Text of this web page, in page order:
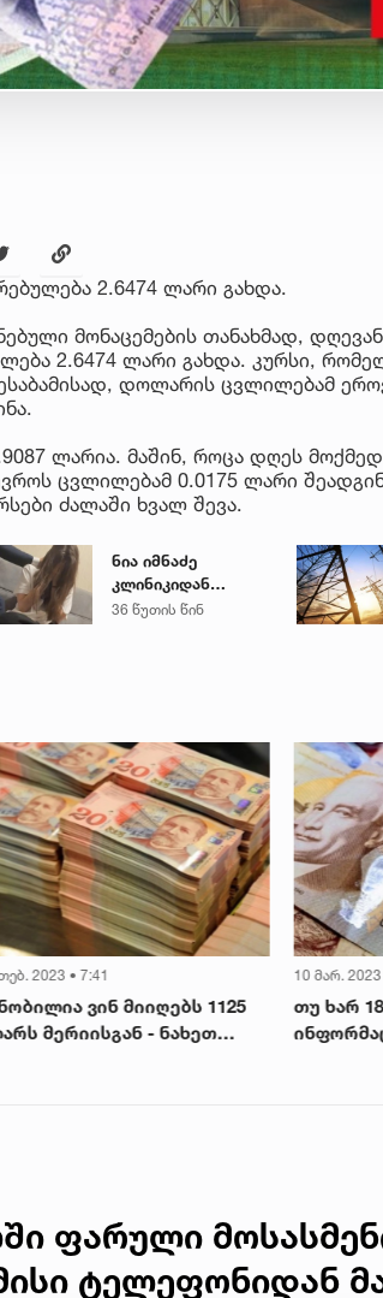
2.6474 ლარი გახდა.
მონაცემების თანახმად,
2.6474 ლარი გახდა. კურსი,
დოლარის ცვლილებამ
ლარია. მაშინ, როცა დღეს
ცვლილებამ 0.0175 ლარი
ძალაში ხვალ შევა.
ნია იმნაძე
კლინიკიდან
ზაჰესის დროებითი
36 წუთის წინ
2023 • 7:41
ვინ მიიღებს 1125
მერიისგან - ნახეთ
10 მარ. 2023
თუ ხარ
ფარული
ტელეფონიდან